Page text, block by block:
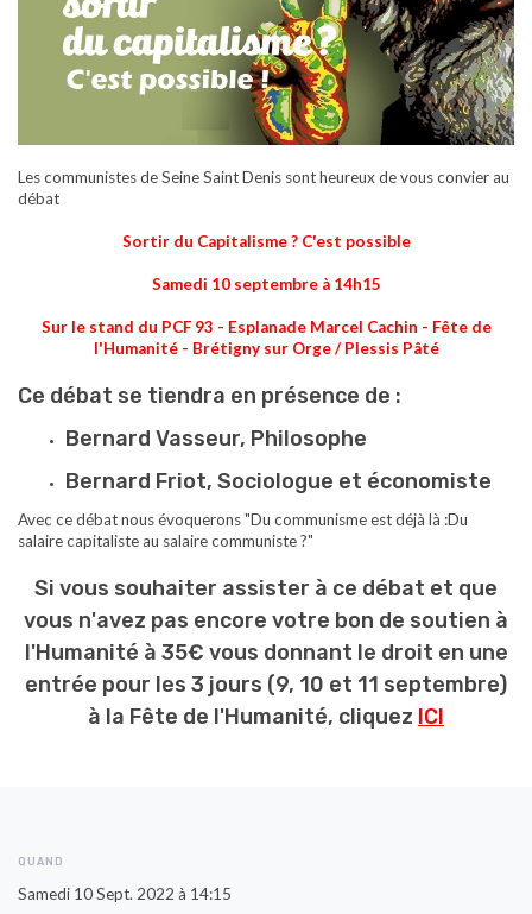
Les communistes de Seine Saint Denis sont heureux de vous convier au
débat
Sortir du Capitalisme ? C'est possible
Samedi 10 septembre à 14h15
Sur le stand du PCF 93 - Esplanade Marcel Cachin - Fête de
l'Humanité - Brétigny sur Orge / Plessis Pâté
Ce débat se tiendra en présence de :
Bernard Vasseur, Philosophe
Bernard Friot, Sociologue et économiste
Avec ce débat nous évoquerons "Du communisme est déjà là :Du
salaire capitaliste au salaire communiste ?"
Si vous souhaiter assister à ce débat et que
vous n'avez pas encore votre bon de soutien à
l'Humanité à 35€ vous donnant le droit en une
entrée pour les 3 jours (9, 10 et 11 septembre)
à la Fête de l'Humanité, cliquez ICI
QUAND
Samedi 10 Sept. 2022 à 14:15